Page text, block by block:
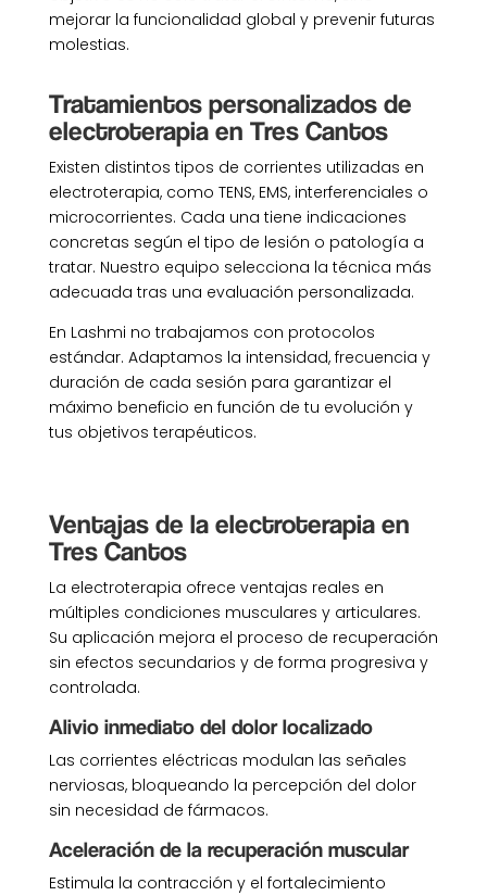
mejorar la funcionalidad global y prevenir futuras
molestias.
Tratamientos personalizados de
electroterapia en Tres Cantos
Existen distintos tipos de corrientes utilizadas en
electroterapia, como TENS, EMS, interferenciales o
microcorrientes. Cada una tiene indicaciones
concretas según el tipo de lesión o patología a
tratar. Nuestro equipo selecciona la técnica más
adecuada tras una evaluación personalizada.
En Lashmi no trabajamos con protocolos
estándar. Adaptamos la intensidad, frecuencia y
duración de cada sesión para garantizar el
máximo beneficio en función de tu evolución y
tus objetivos terapéuticos.
Ventajas de la electroterapia en
Tres Cantos
La electroterapia ofrece ventajas reales en
múltiples condiciones musculares y articulares.
Su aplicación mejora el proceso de recuperación
sin efectos secundarios y de forma progresiva y
controlada.
Alivio inmediato del dolor localizado
Las corrientes eléctricas modulan las señales
nerviosas, bloqueando la percepción del dolor
sin necesidad de fármacos.
Aceleración de la recuperación muscular
Estimula la contracción y el fortalecimiento